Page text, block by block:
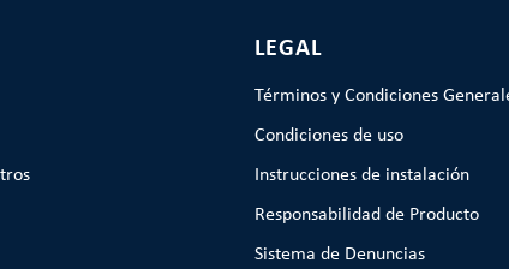
LEGAL
Términos y Condiciones
Condiciones de uso
Instrucciones de instalación
Responsabilidad de Producto
Sistema de Denuncias